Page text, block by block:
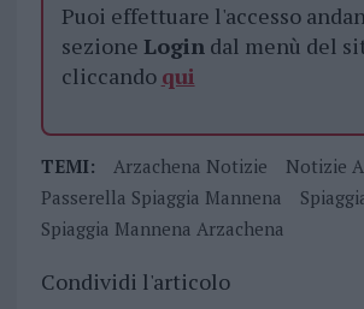
Puoi effettuare l'accesso
sezione Logindal menù del
cliccando qui
TEMI: Arzachena Notizie
Notizie
Passerella Spiaggia Mannena
Spiaggia Mannena Arzachena
Condividi l'articolo